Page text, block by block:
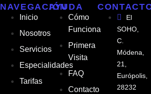
NAVEGACIÓN
Inicio
Nosotros
Servicios
Especialidades
Tarifas
AYUDA
Cómo
Funciona
Primera
Visita
FAQ
Contacto
El
SOHO,
C.
Módena,
21,
Európolis,
28232